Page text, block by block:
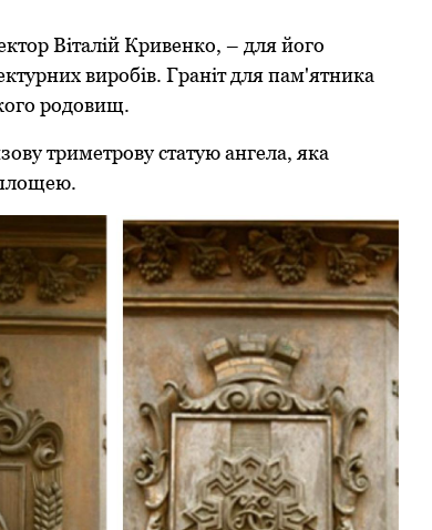
Віталій Кривенко, – для його
виробів. Граніт для пам'ятника
родовищ.
триметрову статую ангела, яка
площею.